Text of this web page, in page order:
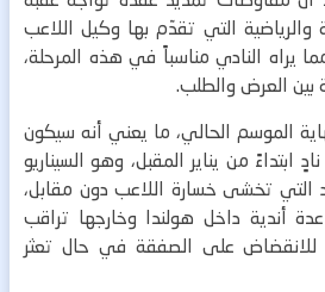
والرياضية التي تقدّم بها وكيل اللاعب
يراه النادي مناسباً في هذه المرحلة،
بين العرض والطلب.
الموسم الحالي، ما يعني أنه سيكون
من يناير المقبل، وهو السيناريو
التي تخشى خسارة اللاعب دون مقابل،
أندية داخل هولندا وخارجها تراقب
على الصفقة في حال تعثر